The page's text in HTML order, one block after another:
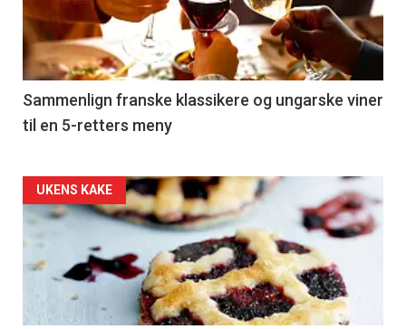
nå
-
5
Sammenlign franske klassikere og ungarske viner
til en 5-retters meny
Forsiden
akkurat
nå
UKENS KAKE